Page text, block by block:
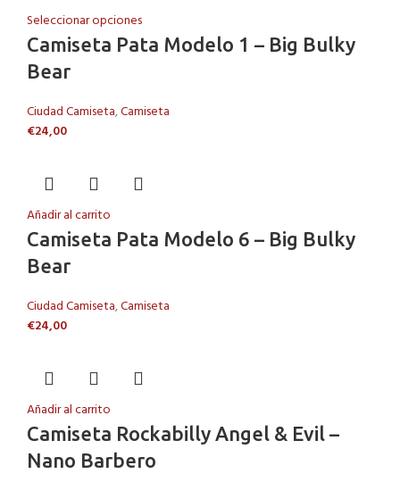
Seleccionar opciones
Camiseta Pata Modelo 1 – Big Bulky
Bear
Ciudad Camiseta,Camiseta
€24,00
Añadir al carrito
Camiseta Pata Modelo 6 – Big Bulky
Bear
Ciudad Camiseta,Camiseta
€24,00
Añadir al carrito
Camiseta Rockabilly Angel & Evil –
Nano Barbero